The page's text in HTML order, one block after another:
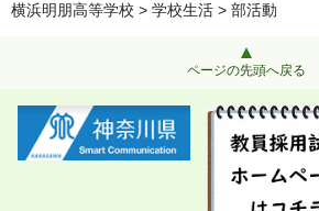
横浜明朋高等学校 > 学校生活 > 部活動
ページの先頭へ戻る